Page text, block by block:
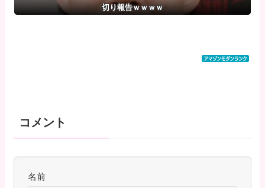
切り報告ｗｗｗｗ
コメント
名前